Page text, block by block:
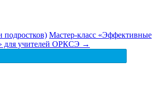
подростков) Мастер-класс «Эффективные
для учителей ОРКСЭ →